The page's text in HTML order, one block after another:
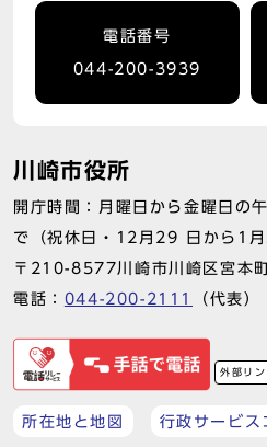
電話番号
044-200-3939
川崎市役所
開庁時間：月曜日から金曜日の
で（祝休日・12月29 日から1月
〒210-8577川崎市川崎区宮本
電話： 044-200-2111 （代表）
外部リン
所在地と地図 行政サービス